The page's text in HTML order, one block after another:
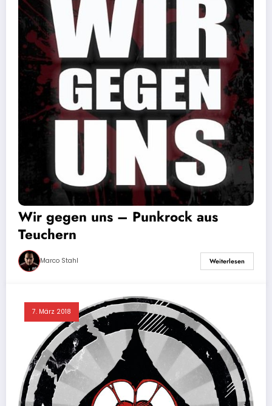
Wir gegen uns – Punkrock aus
Teuchern
Marco Stahl Weiterlesen
7. März 2018